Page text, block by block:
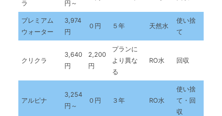
ラ
円～
プレミアム
ウォーター
3,974
円
０円 ５年 天然水
使い捨
て
クリクラ
3,640
円
2,200
円
プランに
より異な
る
RO水 回収
アルピナ
3,254
円～
０円 ３年 RO水
使い捨
て・回
収